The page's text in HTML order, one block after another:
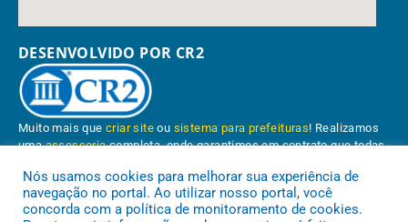
DESENVOLVIDO POR CR2
Muito mais quecriar site ou sistema para prefeituras! Realizamos
umaassessoriacompleta, onde garantimos em contrato que todas
Conheça oPNTP e oRadar da Transparência Pública
Nós usamos cookies para melhorar sua experiência de
navegação no portal. Ao utilizar nosso portal, você
concorda com a política de monitoramento de cookies.